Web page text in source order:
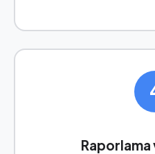
Raporlama